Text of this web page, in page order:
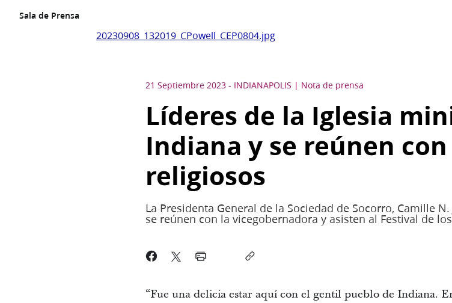
Sala de Prensa
20230908_132019_CPowell_CEP0804.jpg
21 Septiembre 2023 - INDIANAPOLIS Nota de prensa
Líderes de la Iglesia
Indiana y se reúnen
religiosos
La Presidenta General de la Sociedad de Socorro, Camille
se reúnen con la vicegobernadora y asisten al Festival de
“Fue una delicia estar aquí con el gentil pueblo de Indiana.